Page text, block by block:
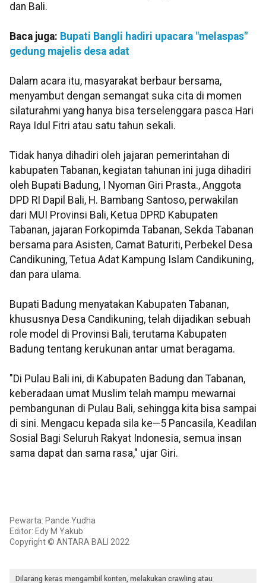
dan Bali.
Baca juga: Bupati Bangli hadiri upacara "melaspas"
gedung majelis desa adat
Dalam acara itu, masyarakat berbaur bersama,
menyambut dengan semangat suka cita di momen
silaturahmi yang hanya bisa terselenggara pasca Hari
Raya Idul Fitri atau satu tahun sekali.
Tidak hanya dihadiri oleh jajaran pemerintahan di
kabupaten Tabanan, kegiatan tahunan ini juga dihadiri
oleh Bupati Badung, I Nyoman Giri Prasta., Anggota
DPD RI Dapil Bali, H. Bambang Santoso, perwakilan
dari MUI Provinsi Bali, Ketua DPRD Kabupaten
Tabanan, jajaran Forkopimda Tabanan, Sekda Tabanan
bersama para Asisten, Camat Baturiti, Perbekel Desa
Candikuning, Tetua Adat Kampung Islam Candikuning,
dan para ulama.
Bupati Badung menyatakan Kabupaten Tabanan,
khususnya Desa Candikuning, telah dijadikan sebuah
role model di Provinsi Bali, terutama Kabupaten
Badung tentang kerukunan antar umat beragama.
"Di Pulau Bali ini, di Kabupaten Badung dan Tabanan,
keberadaan umat Muslim telah mampu mewarnai
pembangunan di Pulau Bali, sehingga kita bisa sampai
di sini. Mengacu kepada sila ke—5 Pancasila, Keadilan
Sosial Bagi Seluruh Rakyat Indonesia, semua insan
sama dapat dan sama rasa," ujar Giri.
Pewarta: Pande Yudha
Editor: Edy M Yakub
Copyright © ANTARA BALI 2022
Dilarang keras mengambil konten, melakukan crawling atau